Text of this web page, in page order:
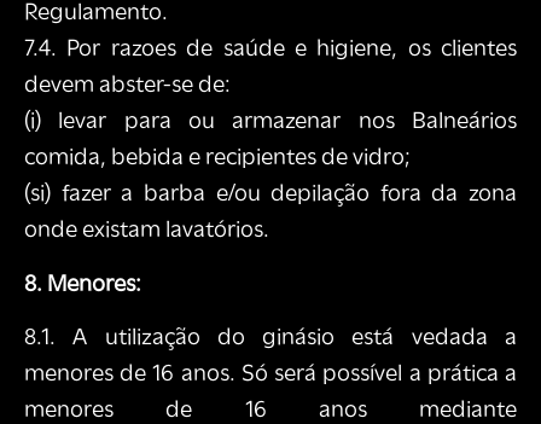
Regulamento.
7.4. Por razoes de saúde e higiene, os clientes
devem abster-se de:
(i) levar para ou armazenar nos Balneários
comida, bebida e recipientes de vidro;
(si) fazer a barba e/ou depilação fora da zona
onde existam lavatórios.
8. Menores:
8.1. A utilização do ginásio está vedada a
menores de 16 anos. Só será possível a prática a
menores de 16 anos mediante